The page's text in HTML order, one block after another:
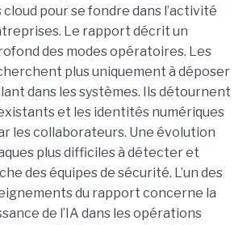
pour se fondre dans l’activité
Le rapport décrit un
des modes opératoires. Les
plus uniquement à déposer
dans les systèmes. Ils détournent
et les identités numériques
les collaborateurs. Une évolution
plus difficiles à détecter et
des équipes de sécurité. L’un des
du rapport concerne la
de l’IA dans les opérations